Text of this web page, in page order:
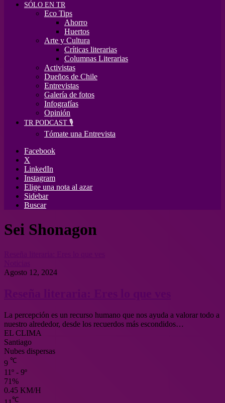
SÓLO EN TR
Eco Tips
Ahorro
Huertos
Arte y Cultura
Críticas literarias
Columnas Literarias
Activistas
Dueños de Chile
Entrevistas
Galería de fotos
Infografías
Opinión
TR PODCAST 🎙️
Tómate una Entrevista
Facebook
X
LinkedIn
Instagram
Elige una nota al azar
Sidebar
Buscar
Sei Shonagon
Agosto 12, 2024
La percepción es un recurso humano que nos ayuda a valorar todo a
nuestro alrededor, desde los recuerdos más escondidos…
EL CLIMA
Santiago
Nubes dispersas
9 ℃
11º - 9º
71%
0.45 KM/H
℃